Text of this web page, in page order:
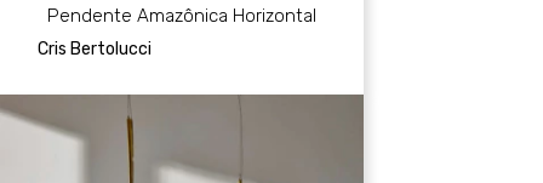
Pendente Amazônica Horizontal
Cris Bertolucci